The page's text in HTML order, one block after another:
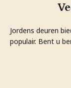
Jordens deuren
populair. Bent u